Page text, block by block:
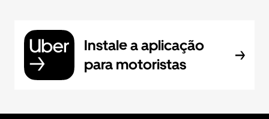
Instale a aplicação
para motoristas